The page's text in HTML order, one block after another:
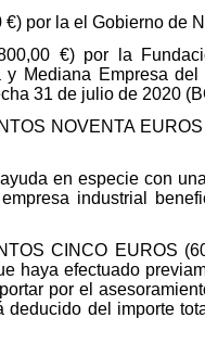
por la el Gobierno de
€) por la
Mediana Empresa
31 de julio de 2020
NOVENTA
en especie con
industrial
CINCO EUROS
haya efectuado
por el
del importe